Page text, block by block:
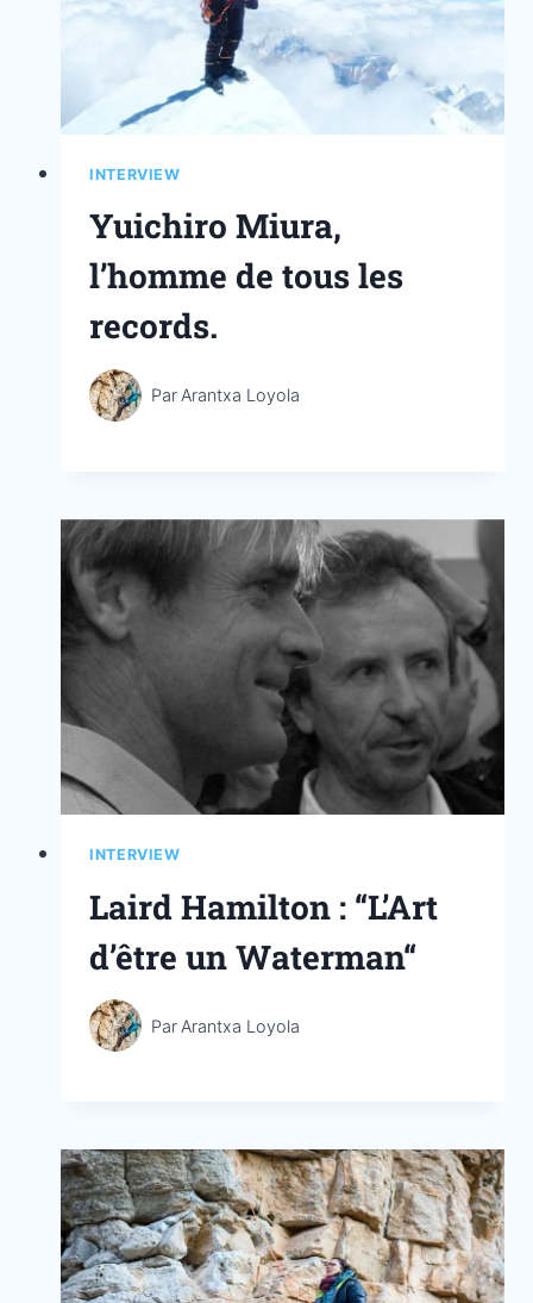
INTERVIEW
Yuichiro Miura,
l’homme de tous les
records.
Par Arantxa Loyola
INTERVIEW
Laird Hamilton : “L’Art
d’être un Waterman“
Par Arantxa Loyola